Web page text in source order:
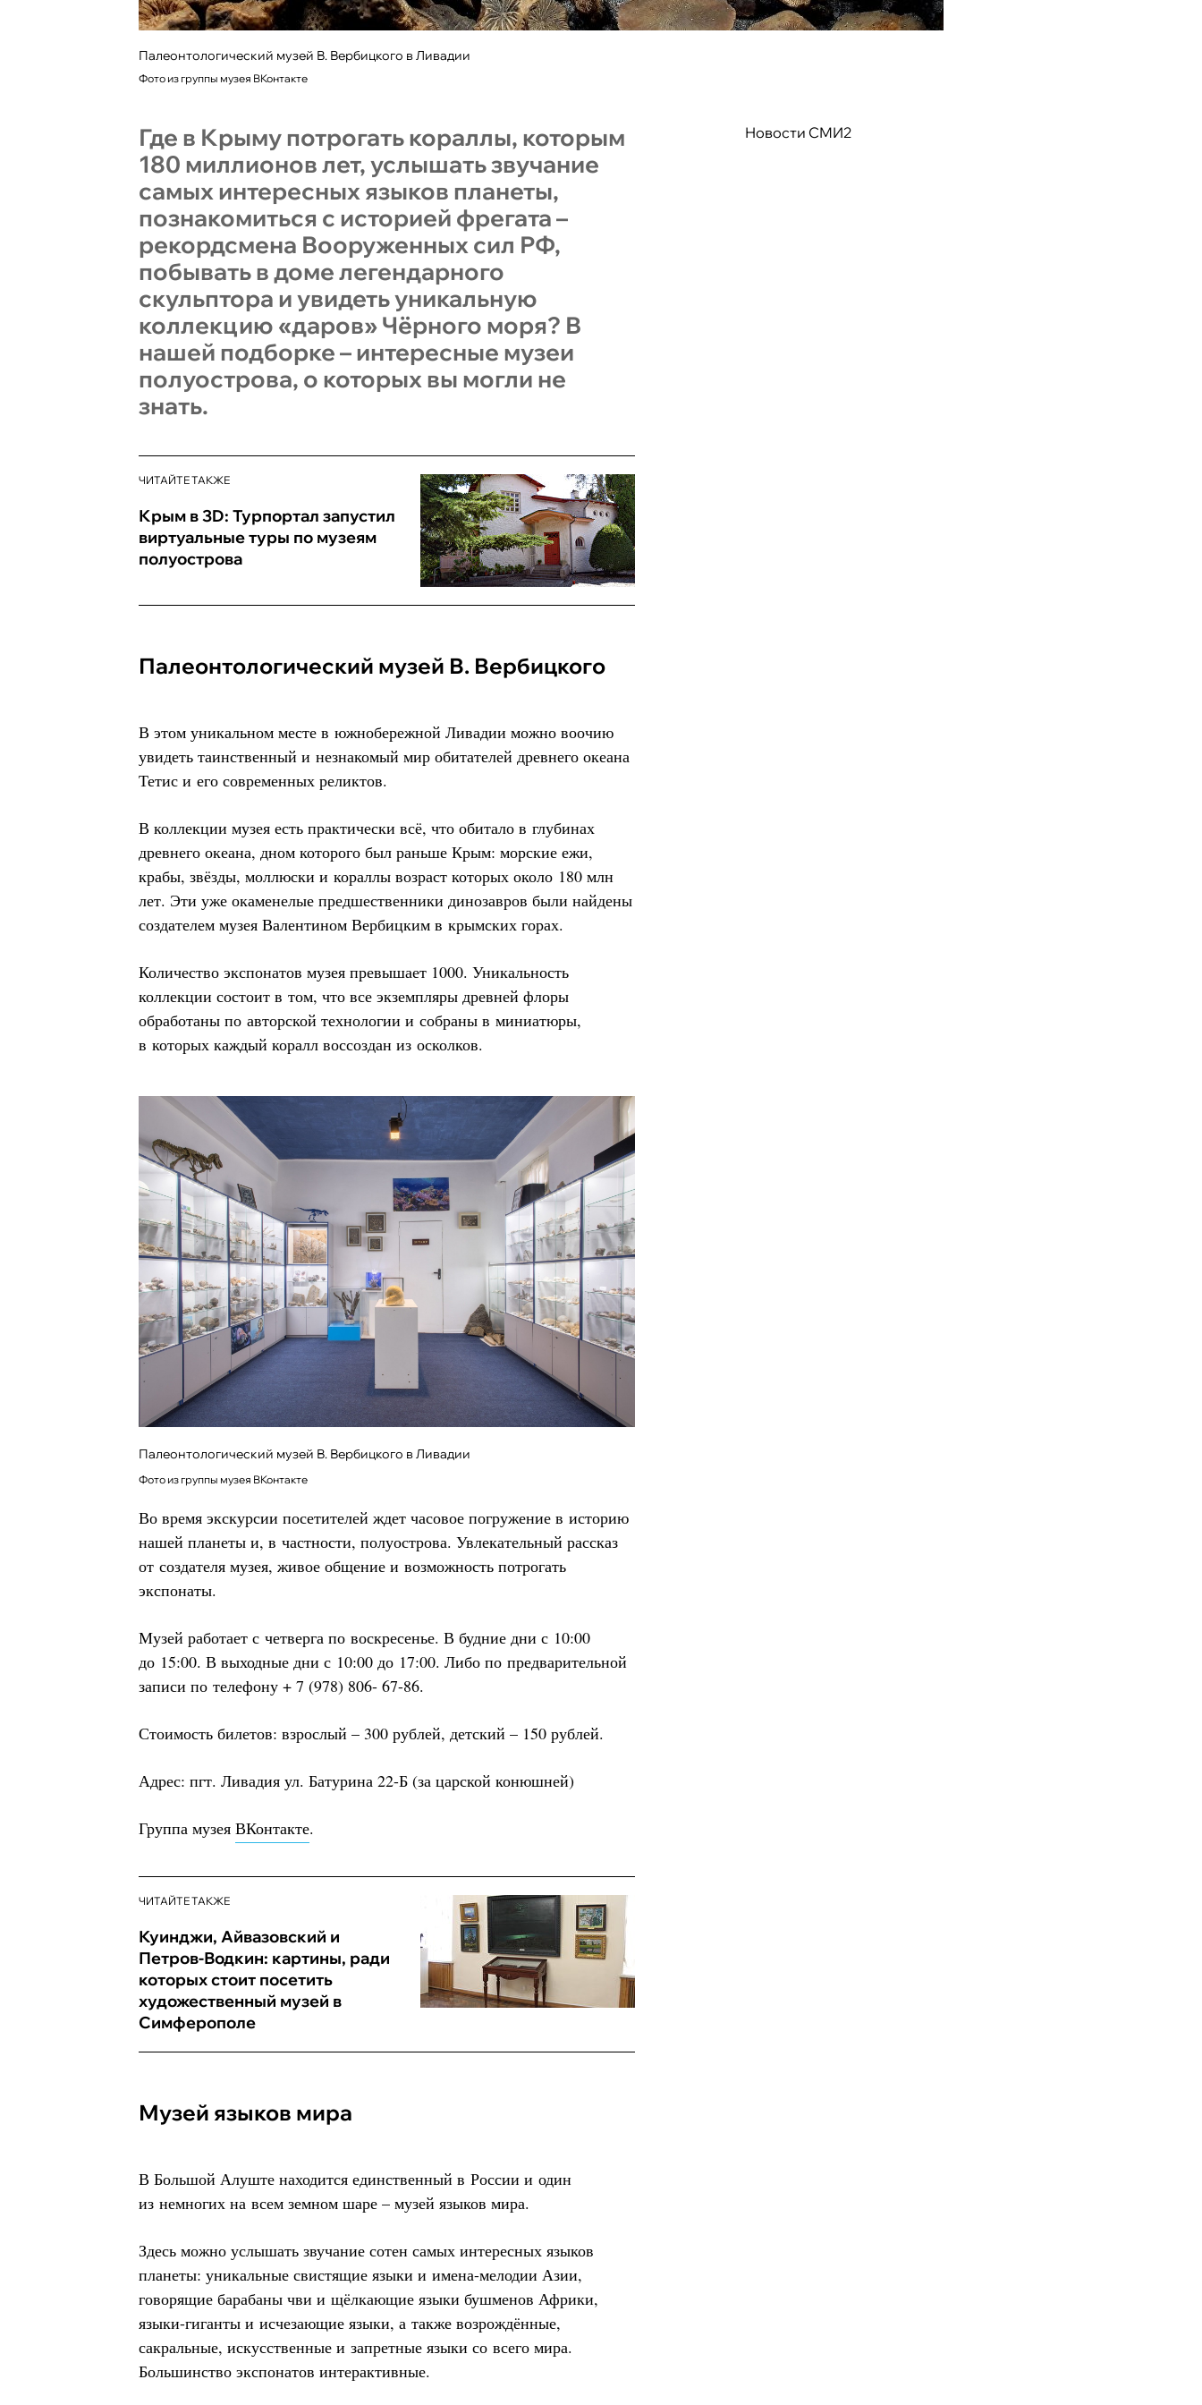
Палеонтологический музей В. Вербицкого в Ливадии
Фото из группы музея ВКонтакте
Новости СМИ2
Где в Крыму потрогать кораллы, которым
180 миллионов лет, услышать звучание
самых интересных языков планеты,
познакомиться с историей фрегата –
рекордсмена Вооруженных сил РФ,
побывать в доме легендарного
скульптора и увидеть уникальную
коллекцию «даров» Чёрного моря? В
нашей подборке – интересные музеи
полуострова, о которых вы могли не
знать.
ЧИТАЙТЕ ТАКЖЕ
Крым в 3D: Турпортал запустил
виртуальные туры по музеям
полуострова
Палеонтологический музей В. Вербицкого
В этом уникальном месте в южнобережной Ливадии можно воочию
увидеть таинственный и незнакомый мир обитателей древнего океана
Тетис и его современных реликтов.
В коллекции музея есть практически всё, что обитало в глубинах
древнего океана, дном которого был раньше Крым: морские ежи,
крабы, звёзды, моллюски и кораллы возраст которых около 180 млн
лет. Эти уже окаменелые предшественники динозавров были найдены
создателем музея Валентином Вербицким в крымских горах.
Количество экспонатов музея превышает 1000. Уникальность
коллекции состоит в том, что все экземпляры древней флоры
обработаны по авторской технологии и собраны в миниатюры,
в которых каждый коралл воссоздан из осколков.
Палеонтологический музей В. Вербицкого в Ливадии
Фото из группы музея ВКонтакте
Во время экскурсии посетителей ждет часовое погружение в историю
нашей планеты и, в частности, полуострова. Увлекательный рассказ
от создателя музея, живое общение и возможность потрогать
экспонаты.
Музей работает с четверга по воскресенье. В будние дни с 10:00
до 15:00. В выходные дни с 10:00 до 17:00. Либо по предварительной
записи по телефону + 7 (978) 806- 67-86.
Стоимость билетов: взрослый – 300 рублей, детский – 150 рублей.
Адрес: пгт. Ливадия ул. Батурина 22-Б (за царской конюшней)
Группа музея ВКонтакте.
ЧИТАЙТЕ ТАКЖЕ
Куинджи, Айвазовский и
Петров-Водкин: картины, ради
которых стоит посетить
художественный музей в
Симферополе
Музей языков мира
В Большой Алуште находится единственный в России и один
из немногих на всем земном шаре – музей языков мира.
Здесь можно услышать звучание сотен самых интересных языков
планеты: уникальные свистящие языки и имена-мелодии Азии,
говорящие барабаны чви и щёлкающие языки бушменов Африки,
языки-гиганты и исчезающие языки, а также возрождённые,
сакральные, искусственные и запретные языки со всего мира.
Большинство экспонатов интерактивные.